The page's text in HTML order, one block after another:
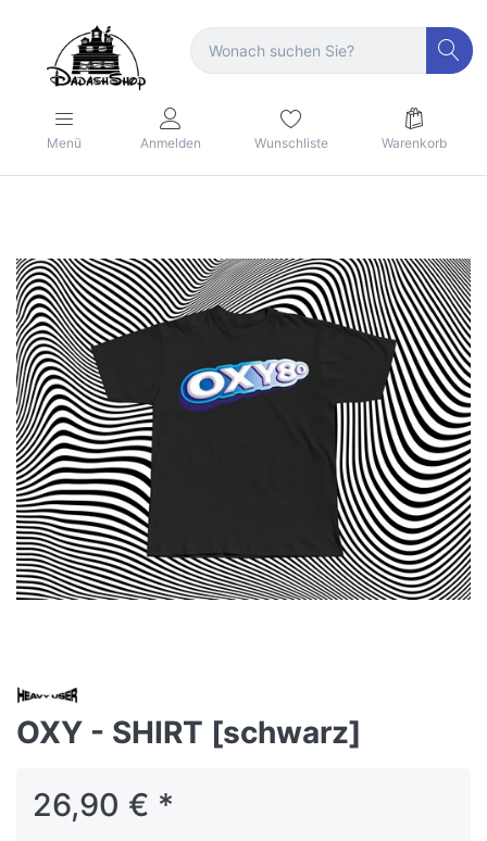
Menü Anmelden Wunschliste Warenkorb
OXY - SHIRT [schwarz]
26,90 € *